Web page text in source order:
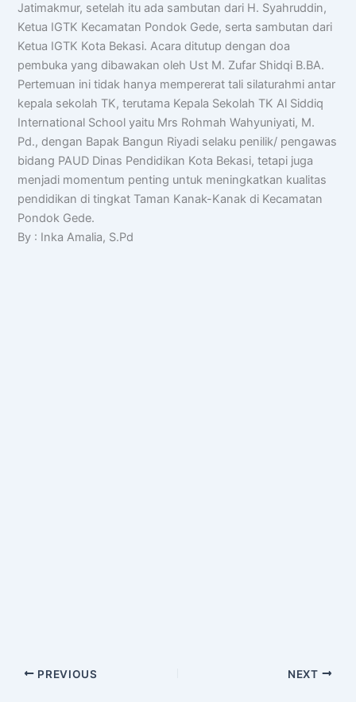
Jatimakmur, setelah itu ada sambutan dari H. Syahruddin,
Ketua IGTK Kecamatan Pondok Gede, serta sambutan dari
Ketua IGTK Kota Bekasi. Acara ditutup dengan doa
pembuka yang dibawakan oleh Ust M. Zufar Shidqi B.BA.
Pertemuan ini tidak hanya mempererat tali silaturahmi antar
kepala sekolah TK, terutama Kepala Sekolah TK Al Siddiq
International School yaitu Mrs Rohmah Wahyuniyati, M.
Pd., dengan Bapak Bangun Riyadi selaku penilik/ pengawas
bidang PAUD Dinas Pendidikan Kota Bekasi, tetapi juga
menjadi momentum penting untuk meningkatkan kualitas
pendidikan di tingkat Taman Kanak-Kanak di Kecamatan
Pondok Gede.
By : Inka Amalia, S.Pd
PREVIOUS NEXT